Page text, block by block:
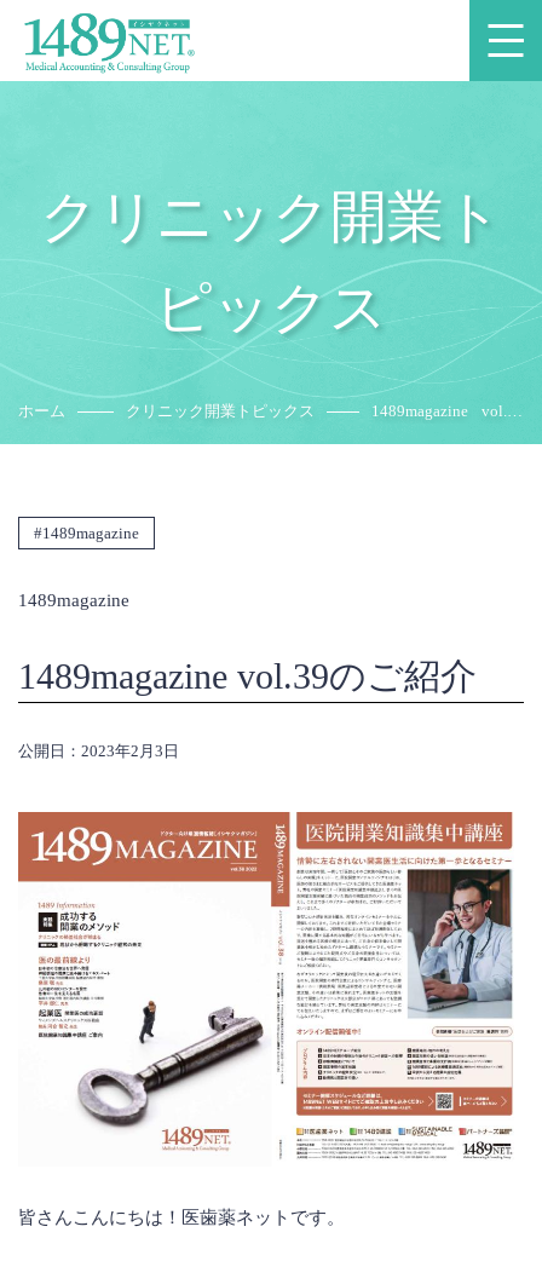
クリニック開業ト
ピックス
ホーム クリニック開業トピックス
1489magazine vol.39
1489magazine
1489magazine
1489magazine vol.39のご紹介
公開日：2023年2月3日
皆さんこんにちは！医歯薬ネットです。